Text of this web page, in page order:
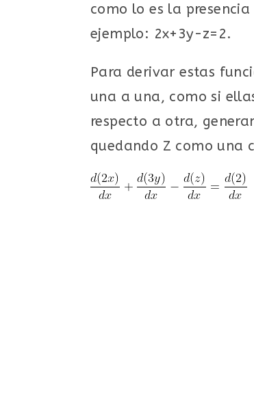
como lo es la
ejemplo: 2x+3y-z=2.
Para derivar estas
una a una, como si
respecto a otra,
quedando Z como una